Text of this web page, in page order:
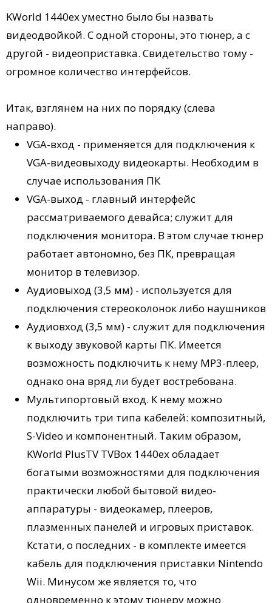
KWorld 1440ex уместно было бы назвать
видеодвойкой. С одной стороны, это тюнер, а с
другой - видеоприставка. Свидетельство тому -
огромное количество интерфейсов.
Итак, взглянем на них по порядку (слева
направо).
VGA-вход - применяется для подключения к
VGA-видеовыходу видеокарты. Необходим в
случае использования ПК
VGA-выход - главный интерфейс
рассматриваемого девайса; служит для
подключения монитора. В этом случае тюнер
работает автономно, без ПК, превращая
монитор в телевизор.
Аудиовыход (3,5 мм) - используется для
подключения стереоколонок либо наушников
Аудиовход (3,5 мм) - служит для подключения
к выходу звуковой карты ПК. Имеется
возможность подключить к нему MP3-плеер,
однако она вряд ли будет востребована.
Мультипортовый вход. К нему можно
подключить три типа кабелей: композитный,
S-Video и компонентный. Таким образом,
KWorld PlusTV TVBox 1440ex обладает
богатыми возможностями для подключения
практически любой бытовой видео-
аппаратуры - видеокамер, плееров,
плазменных панелей и игровых приставок.
Кстати, о последних - в комплекте имеется
кабель для подключения приставки Nintendo
Wii. Минусом же является то, что
одновременно к этому тюнеру можно